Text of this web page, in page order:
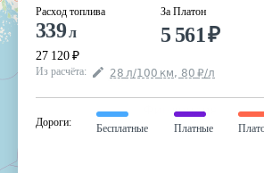
Расход топлива
339л
27 120 ₽
За Платон
5 561₽
Из расчёта: 28 л/100 км, 80 ₽/л
Дороги:
Бесплатные Платные